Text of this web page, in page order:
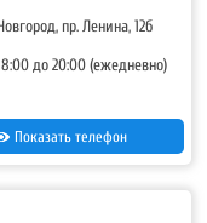
пр. Ленина, 12б
до 20:00 (ежедневно)
,8 (831) 291-27-33 (гор.)
Показать телефон